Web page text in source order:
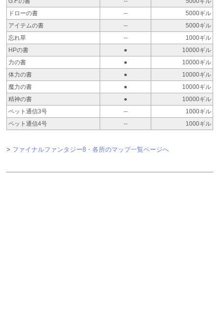
ドローの書
--
5000ギル
アイテムの書
--
5000ギル
忘れ草
--
1000ギル
HPの書
●
10000ギル
力の書
●
10000ギル
体力の書
●
10000ギル
魔力の書
●
10000ギル
精神の書
●
10000ギル
ペット通信3号
--
1000ギル
ペット通信4号
-- 1000ギル
> ファイナルファンタジー8・各所のマップ一覧ページへ